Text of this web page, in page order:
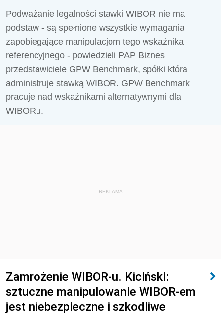
Podważanie legalności stawki WIBOR nie ma
podstaw - są spełnione wszystkie wymagania
zapobiegające manipulacjom tego wskaźnika
referencyjnego - powiedzieli PAP Biznes
przedstawiciele GPW Benchmark, spółki która
administruje stawką WIBOR. GPW Benchmark
pracuje nad wskaźnikami alternatywnymi dla
WIBORu.
REKLAMA
Zamrożenie WIBOR-u. Kiciński:
sztuczne manipulowanie WIBOR-em
jest niebezpieczne i szkodliwe